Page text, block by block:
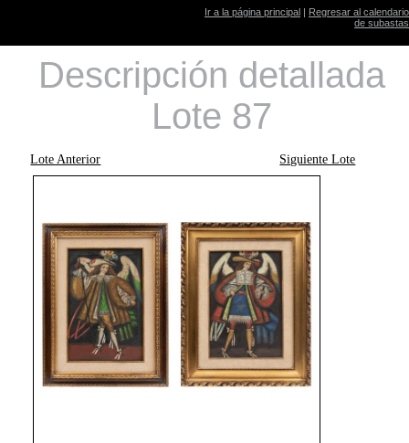
Ir a la página principal | Regresar al calendario
de subastas
Descripción detallada
Lote 87
Lote Anterior Siguiente Lote